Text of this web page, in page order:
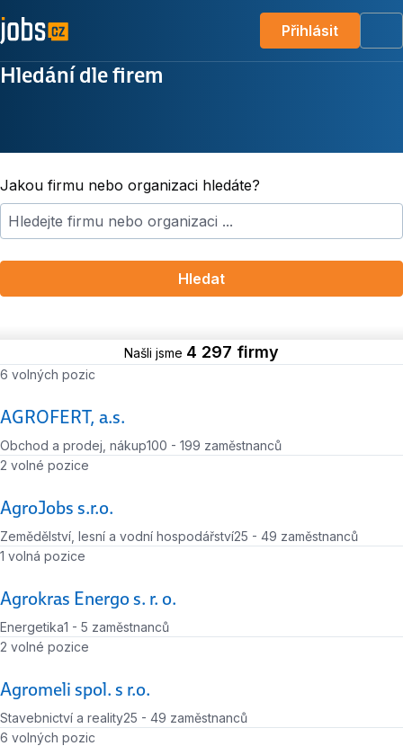
Přihlásit
Hledání dle firem
Jakou firmu nebo organizaci hledáte?
Hledat
Našli jsme 4 297 firmy
AGROFERT, a.s.
Počet volných míst
6 volných pozic
Obchod a prodej, nákup
Počet zaměstnanců
100 - 199 zaměstnanců
AgroJobs s.r.o.
Počet volných míst
2 volné pozice
Zemědělství, lesní a vodní hospodářství
Počet zaměstnanců
25 - 49 zaměstnanců
Agrokras Energo s. r. o.
Počet volných míst
1 volná pozice
Energetika
Počet zaměstnanců
1 - 5 zaměstnanců
Agromeli spol. s r.o.
Počet volných míst
2 volné pozice
Stavebnictví a reality
Počet zaměstnanců
25 - 49 zaměstnanců
Počet volných míst
6 volných pozic